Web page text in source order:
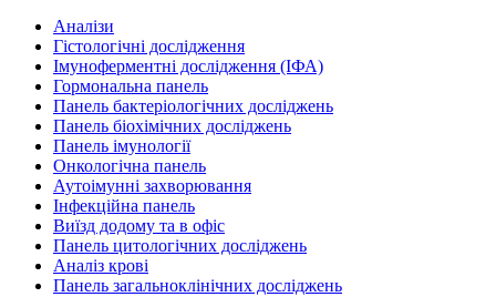
Аналізи
Гістологічні дослідження
Імуноферментні дослідження (ІФА)
Гормональна панель
Панель бактеріологічних досліджень
Панель біохімічних досліджень
Панель імунології
Онкологічна панель
Аутоімунні захворювання
Інфекційна панель
Виїзд додому та в офіс
Панель цитологічних досліджень
Аналіз крові
Панель загальноклінічних досліджень